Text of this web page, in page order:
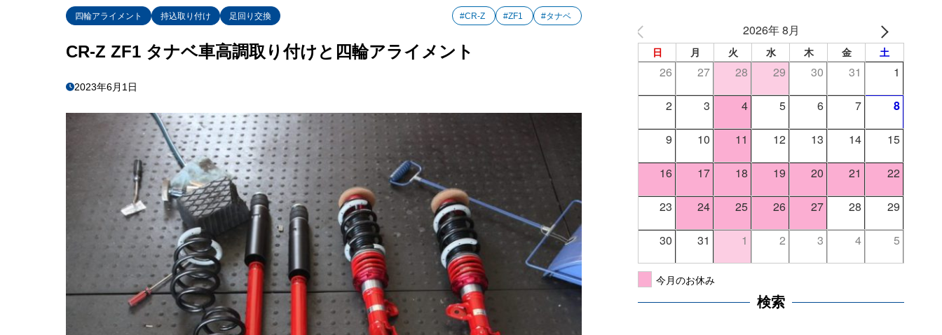
四輪アライメント 持込取り付け 足回り交換 #CR-Z #ZF1 #タナベ
CR-Z ZF1 タナベ車高調取り付けと四輪アライメント
2023年6月1日
2026年 8月
日 月 火 水 木 金 土
26 27 28 29 30 31 1
2 3 4 5 6 7 8
9 10 11 12 13 14 15
16 17 18 19 20 21 22
23 24 25 26 27 28 29
30 31 1 2 3 4 5
今月のお休み
検索